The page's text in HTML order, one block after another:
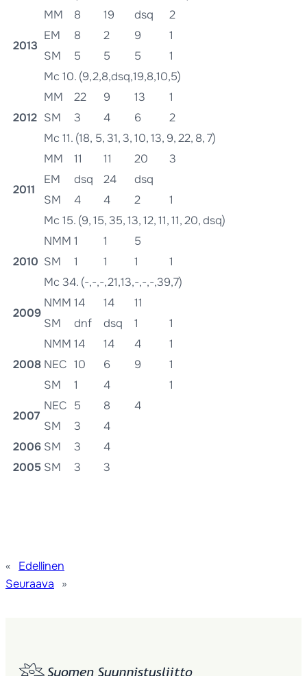
2013
MM 8 19 dsq
2
EM
8 2 9
1
SM
5 5 5
1
Mc 10. (9,2,8,dsq,19,8,10,5)
2012
MM 22 9 13
1
SM
3 4 6
2
Mc 11. (18, 5, 31, 3, 10, 13, 9, 22, 8, 7)
2011
MM 11 11 20
3
EM
dsq 24
dsq
SM
4 4 2
1
Mc 15. (9, 15, 35, 13, 12, 11, 11, 20, dsq)
2010
NMM 1 1
5
SM
1 1 1
1
Mc 34. (-,-,-,21,13,-,-,-,39,7)
2009
NMM 14 14
11
SM
dnf dsq 1 1
2008
NMM 14 14 4
1
NEC 10 6 9
1
SM
1 4 1
2007
NEC 5 8
4
SM
3
4
2006 SM 3
4
2005 SM 3 3
«
Edellinen
Seuraava
»